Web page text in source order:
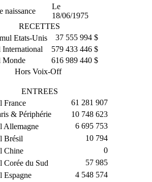
naissance
Le
18/06/1975
RECETTES
Etats-Unis
37 555 994 $
International
579 433 446 $
Monde
616 989 440 $
Hors Voix-Off
ENTREES
France
61 281 907
& Périphérie
10 748 623
Allemagne
6 695 753
Brésil
10 794
Chine
0
Corée du Sud
57 985
Espagne
4 548 574